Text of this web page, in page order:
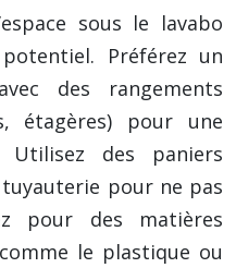
sous le lavabo
Préférez un
des rangements
étagères) pour une
Utilisez des paniers
pour ne pas
pour des matières
le plastique ou